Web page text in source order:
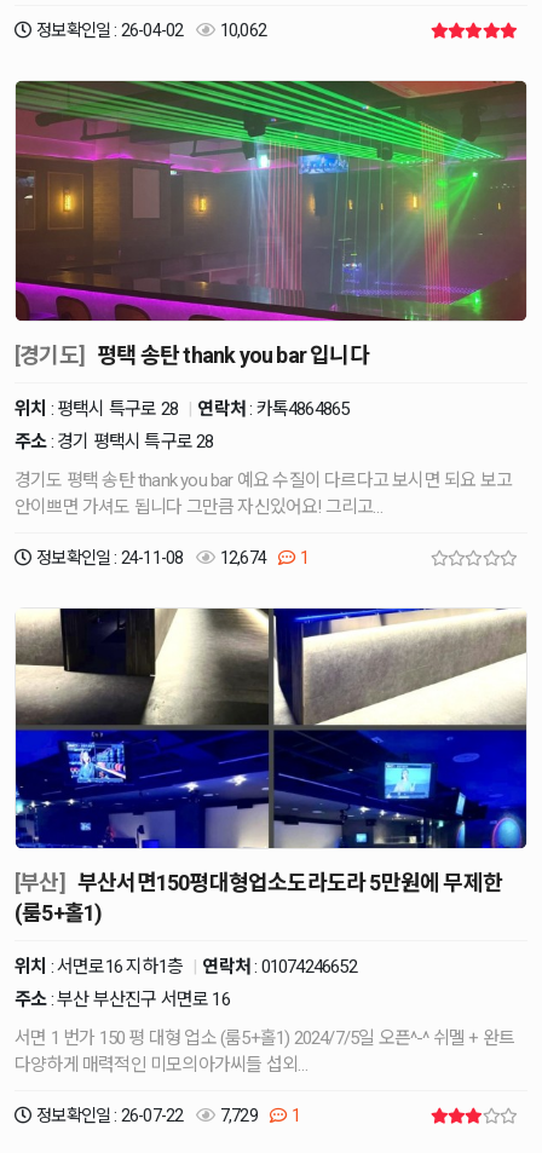
정보확인일 : 26-04-02 10,062
[경기도] 평택 송탄 thank you bar 입니다
위치 : 평택시 특구로 28 | 연락처 : 카톡4864865
주소: 경기 평택시 특구로 28
경기도 평택 송탄 thank you bar 예요 수질이 다르다고 보시면 되요 보고
안이쁘면 가셔도 됩니다 그만큼 자신있어요! 그리고…
정보확인일 : 24-11-08 12,674 1
[부산]
(룸5+홀1)
위치 : 서면로16 지하1층 | 연락처 : 01074246652
주소: 부산 부산진구 서면로 16
서면 1 번가 150 평 대형 업소 (룸5+홀1) 2024/7/5일 오픈^-^ 쉬멜 + 완트
다양하게 매력적인 미모의아가씨들 섭외…
정보확인일 : 26-07-22 7,729 1